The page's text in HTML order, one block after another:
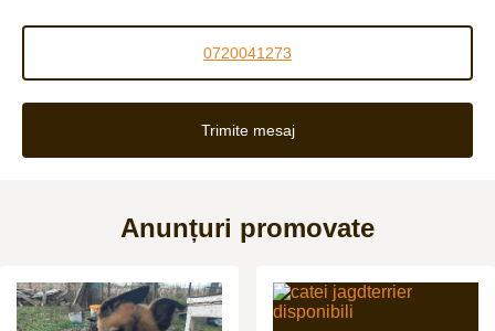
0720041273
Trimite mesaj
Anunțuri promovate